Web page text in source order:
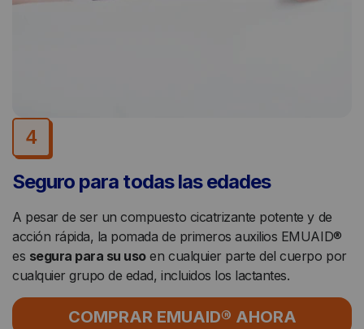
4
Seguro para todas las edades
A pesar de ser un compuesto cicatrizante potente y de
acción rápida, la pomada de primeros auxilios EMUAID®
es segura para su usoen cualquier parte del cuerpo por
cualquier grupo de edad, incluidos los lactantes.
COMPRAR EMUAID® AHORA